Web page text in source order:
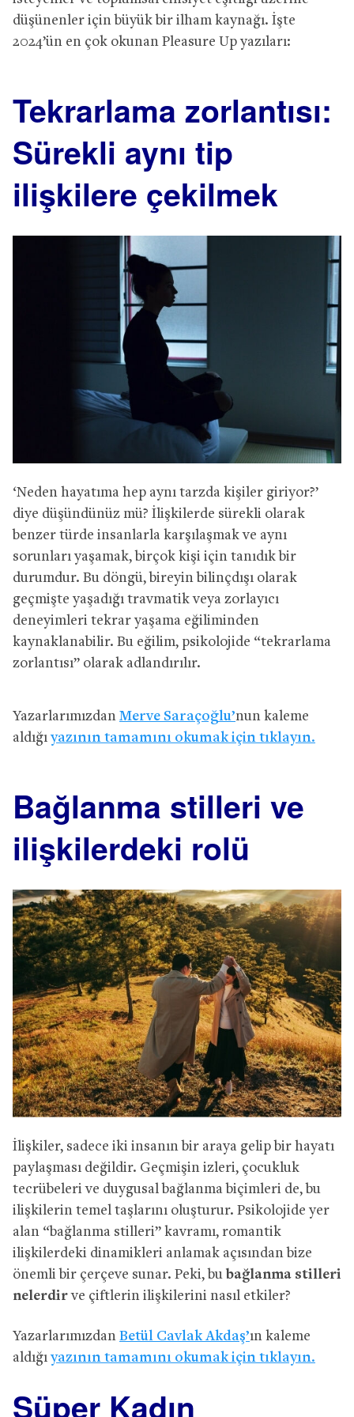
düşünenler için büyük bir ilham kaynağı. İşte
2024’ün en çok okunan Pleasure Up yazıları:
Tekrarlama zorlantısı:
Sürekli aynı tip
ilişkilere çekilmek
‘Neden hayatıma hep aynı tarzda kişiler giriyor?’
diye düşündünüz mü? İlişkilerde sürekli olarak
benzer türde insanlarla karşılaşmak ve aynı
sorunları yaşamak, birçok kişi için tanıdık bir
durumdur. Bu döngü, bireyin bilinçdışı olarak
geçmişte yaşadığı travmatik veya zorlayıcı
deneyimleri tekrar yaşama eğiliminden
kaynaklanabilir. Bu eğilim, psikolojide “tekrarlama
zorlantısı” olarak adlandırılır.
Yazarlarımızdan Merve Saraçoğlu’nun kaleme
aldığı yazının tamamını okumak için tıklayın.
Bağlanma stilleri ve
ilişkilerdeki rolü
İlişkiler, sadece iki insanın bir araya gelip bir hayatı
paylaşması değildir. Geçmişin izleri, çocukluk
tecrübeleri ve duygusal bağlanma biçimleri de, bu
ilişkilerin temel taşlarını oluşturur. Psikolojide yer
alan “bağlanma stilleri” kavramı, romantik
ilişkilerdeki dinamikleri anlamak açısından bize
önemli bir çerçeve sunar. Peki, bu bağlanma stilleri
nelerdirve çiftlerin ilişkilerini nasıl etkiler?
Yazarlarımızdan Betül Cavlak Akdaş’ın kaleme
aldığı yazının tamamını okumak için tıklayın.
Süper Kadın